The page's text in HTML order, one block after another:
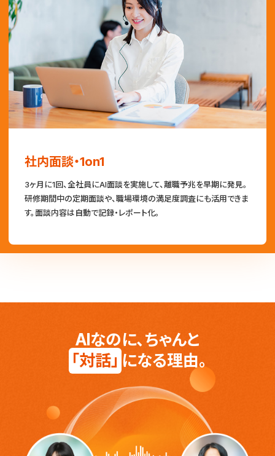
社内面談・1on1
3ヶ月に1回、全社員にAI面談を実施して、離職予兆を早期に発見。
研修期間中の定期面談や、職場環境の満足度調査にも活用できま
す。面談内容は自動で記録・レポート化。
AIなのに、ちゃんと
「対話」 になる理由。